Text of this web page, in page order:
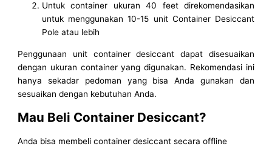
Untuk container ukuran 40 feet direkomendasikan
untuk menggunakan 10-15 unit Container Desiccant
Pole atau lebih
Penggunaan unit container desiccant dapat disesuaikan
dengan ukuran container yang digunakan. Rekomendasi ini
hanya sekadar pedoman yang bisa Anda gunakan dan
sesuaikan dengan kebutuhan Anda.
Mau Beli Container Desiccant?
Anda bisa membeli container desiccant secara offline